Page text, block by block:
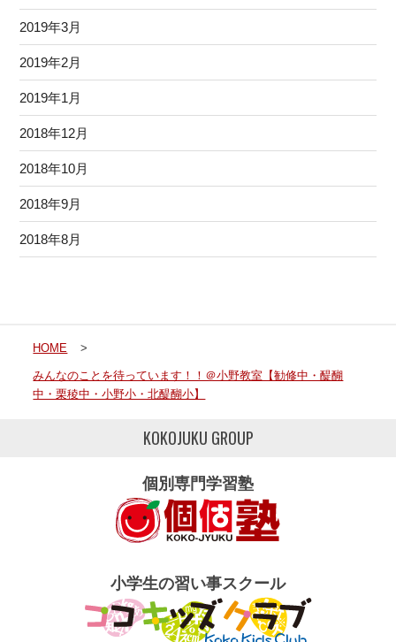
2019年3月
2019年2月
2019年1月
2018年12月
2018年10月
2018年9月
2018年8月
HOME >
みんなのことを待っています！！＠小野教室【勧修中・醍醐
中・栗稜中・小野小・北醍醐小】
KOKOJUKU GROUP
個別専門学習塾
小学生の習い事スクール